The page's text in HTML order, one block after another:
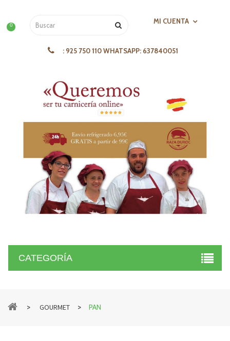
0 MI CUENTA
: 925 750 110 WHATSAPP: 637840051
CATEGORÍA
> GOURMET > PAN